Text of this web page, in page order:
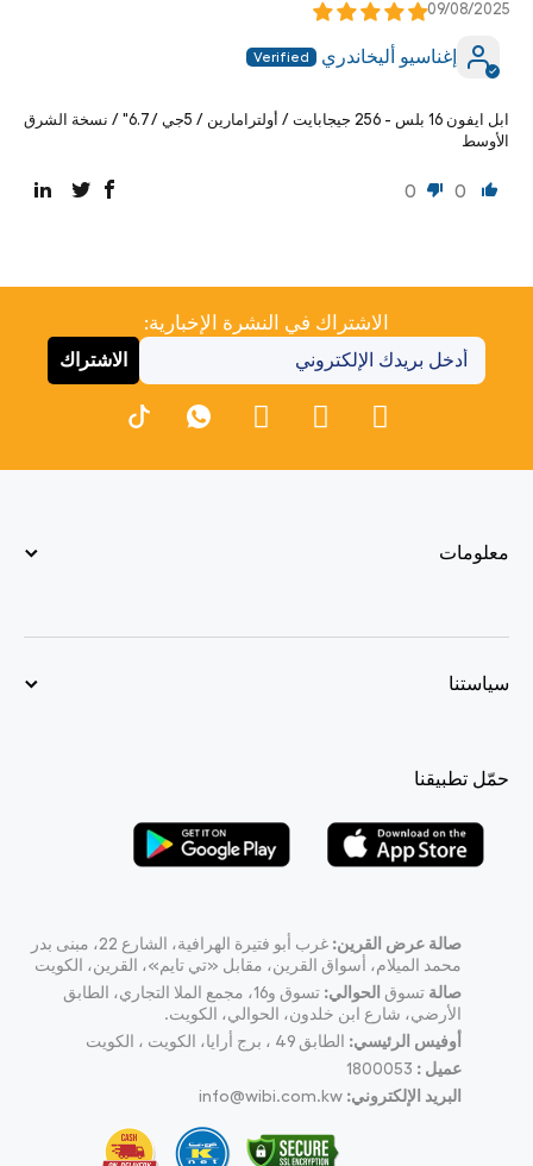
09/08/2025
إغناسيو أليخاندري
ابل ايفون 16 بلس - 256 جيجابايت / أولترامارين / 5جي / 6.7" / نسخة الشرق
الأوسط
0
0
الاشتراك في النشرة الإخبارية:
الاشتراك
معلومات
سياستنا
حمّل تطبيقنا
صالة عرض القرين:
غرب أبو فتيرة الهرافية، الشارع 22، مبنى بدر
محمد الميلام، أسواق القرين، مقابل «تي تايم»، القرين، الكويت
صالة تسوق الحوالي:
تسوق و16، مجمع الملا التجاري، الطابق
الأرضي، شارع ابن خلدون، الحوالي، الكويت.
أوفيس الرئيسي: الطابق 49 ، برج أرايا، الكويت ، الكويت
عميل : 1800053
البريد الإلكتروني: info@wibi.com.kw